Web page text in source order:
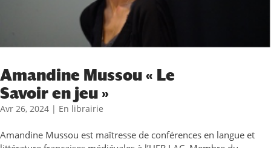
Amandine Mussou « Le
Savoir en jeu »
Avr 26, 2024 | En librairie
Amandine Mussou est maîtresse de conférences en langue et